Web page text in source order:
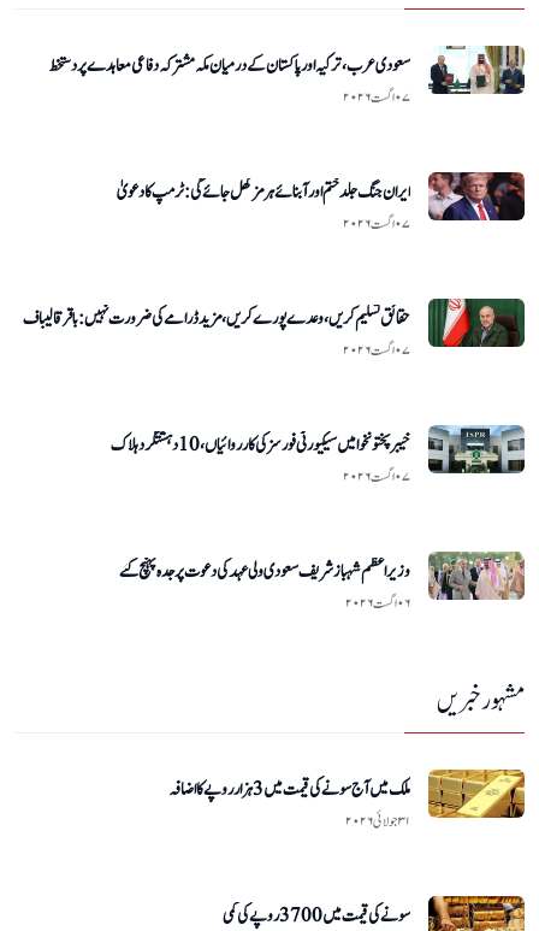
سعودی عرب، ترکیہ اور پاکستان کے درمیان مکہ مشترکہ دفاعی معاہدے پر دستخط
۰۷ اگست ۲۰۲۶
ایران جنگ جلد ختم اور آبنائے ہرمز کھل جائے گی: ٹرمپ کا دعویٰ
۰۷ اگست ۲۰۲۶
حقائق تسلیم کریں، وعدے پورے کریں، مزید ڈرامے کی ضرورت نہیں: باقر قالیباف
۰۷ اگست ۲۰۲۶
خیبرپختونخوا میں سیکیورٹی فورسز کی کارروائیاں ،10 دہشتگرد ہلاک
۰۷ اگست ۲۰۲۶
وزیراعظم شہباز شریف سعودی ولی عہد کی دعوت پر جدہ پہنچ گئے
۰۶ اگست ۲۰۲۶
مشہور خبریں
ملک میں آج سونے کی قیمت میں 3 ہزار روپے کا اضافہ
۳۱ جولائی ۲۰۲۶
سونے کی قیمت میں 3700 روپے کی کمی